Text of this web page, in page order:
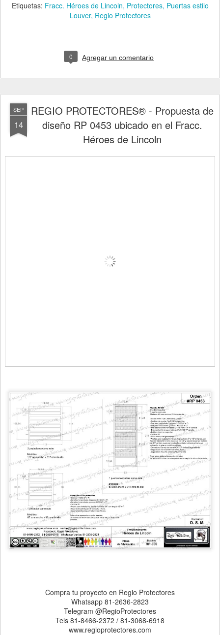
Etiquetas: Fracc. Héroes de Lincoln Protectores Puertas estilo
Louver Regio Protectores
0 Agregar un comentario
SEP
14
REGIO PROTECTORES® - Propuesta de
diseño RP 0453 ubicado en el Fracc.
Héroes de Lincoln
Compra tu proyecto en Regio Protectores
Whatsapp 81-2636-2823
Telegram @RegioProtectores
Tels 81-8466-2372 / 81-3068-6918
www.regioprotectores.com